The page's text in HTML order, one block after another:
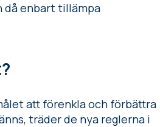
då enbart tillämpa
att förenkla och förbättra
träder de nya reglerna i